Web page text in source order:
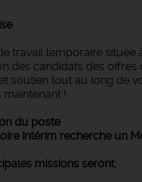
travail temporaire située
des candidats des
soutien tout au long de
maintenant !
du poste
intérim recherche un
missions seront: